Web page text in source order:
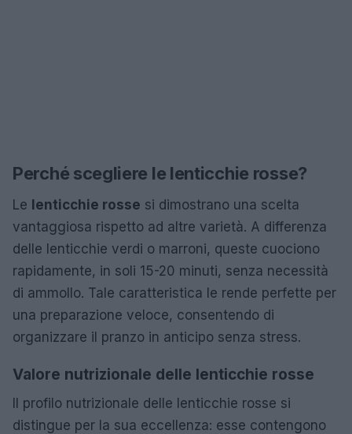
Perché scegliere le lenticchie rosse?
Le lenticchie rosse si dimostrano una scelta
vantaggiosa rispetto ad altre varietà. A differenza
delle lenticchie verdi o marroni, queste cuociono
rapidamente, in soli 15-20 minuti, senza necessità
di ammollo. Tale caratteristica le rende perfette per
una preparazione veloce, consentendo di
organizzare il pranzo in anticipo senza stress.
Valore nutrizionale delle lenticchie rosse
Il profilo nutrizionale delle lenticchie rosse si
distingue per la sua eccellenza: esse contengono